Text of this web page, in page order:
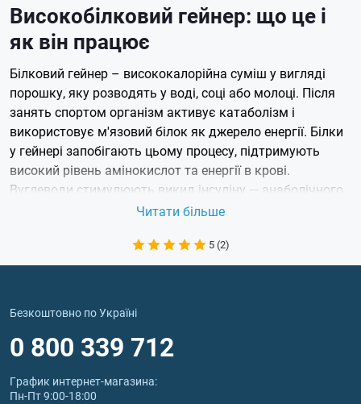
Високобілковий гейнер: що це і
як він працює
Білковий гейнер – висококалорійна суміш у вигляді
порошку, яку розводять у воді, соці або молоці. Після
занять спортом організм активує катаболізм і
використовує м'язовий білок як джерело енергії. Білки
у гейнері запобігають цьому процесу, підтримують
високий рівень амінокислот та енергії в крові.
Вуглеводи стимулюють викид інсуліну — анаболічного
гормону, який бере участь у транспортуванні
живлення м'язів, прискорюють їхнє відновлення.
Купити високобілковий гейнер варто ектоморфам —
метаболізмом. Добавка допомагає за короткий термін
набрати вагу та підтримувати її на одному рівні.
Які переваги та недоліки є у
високобілкових гейнерів
Читати більше
5 (2)
Безкоштовно по Україні
0 800 339 712
График интернет‑магазина:
Пн-Пт 9:00-18:00